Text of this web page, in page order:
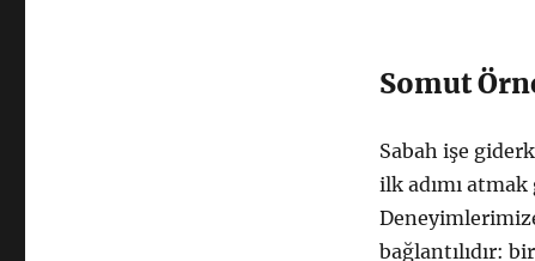
Somut
Sabah işe
ilk adımı
bağlantılıdır: